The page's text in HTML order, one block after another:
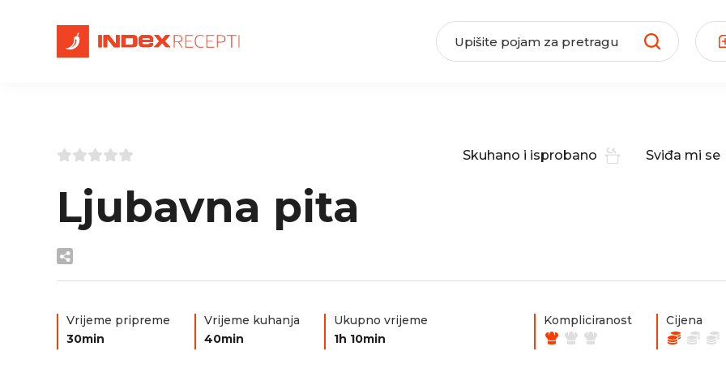
Skuhano i isprobano Sviđa mi se
Ljubavna pita
Vrijeme pripreme
30min
Vrijeme kuhanja
40min
Ukupno vrijeme
1h 10min
Kompliciranost Cijena